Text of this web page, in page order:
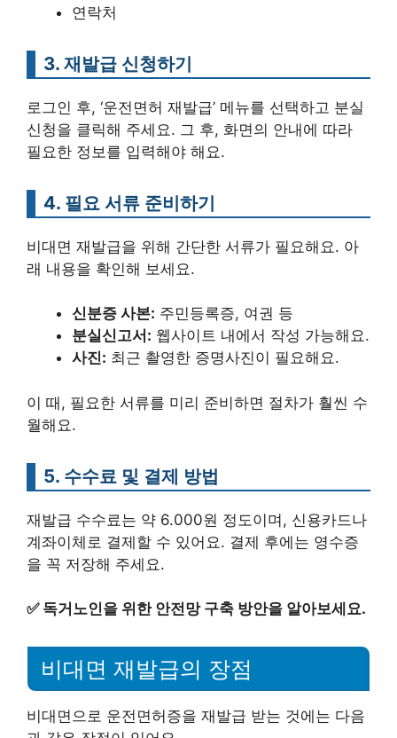
연락처
3. 재발급 신청하기
로그인 후, ‘운전면허 재발급’ 메뉴를 선택하고 분실
신청을 클릭해 주세요. 그 후, 화면의 안내에 따라
필요한 정보를 입력해야 해요.
4. 필요 서류 준비하기
비대면 재발급을 위해 간단한 서류가 필요해요. 아
래 내용을 확인해 보세요.
신분증 사본: 주민등록증, 여권 등
분실신고서: 웹사이트 내에서 작성 가능해요.
사진: 최근 촬영한 증명사진이 필요해요.
이 때, 필요한 서류를 미리 준비하면 절차가 훨씬 수
월해요.
5. 수수료 및 결제 방법
재발급 수수료는 약 6.000원 정도이며, 신용카드나
계좌이체로 결제할 수 있어요. 결제 후에는 영수증
을 꼭 저장해 주세요.
✅ 독거노인을 위한 안전망 구축 방안을 알아보세요.
비대면 재발급의 장점
비대면으로 운전면허증을 재발급 받는 것에는 다음